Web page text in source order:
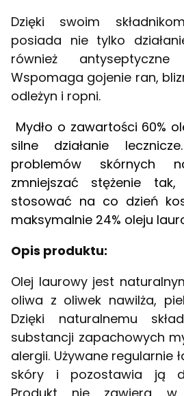
Dzięki swoim
posiada nie tylko
również
Wspomaga gojenie ran,
odleżyn i ropni.
Mydło o zawartości 60%
silne działanie
problemów skórnych
zmniejszać stężenie
stosować na co dzień
maksymalnie 24% oleju
Opis produktu:
Olej laurowy jest
oliwa z oliwek nawilża,
Dzięki naturalnemu
substancji zapachowych
alergii. Używane regularnie
skóry i pozostawia ją